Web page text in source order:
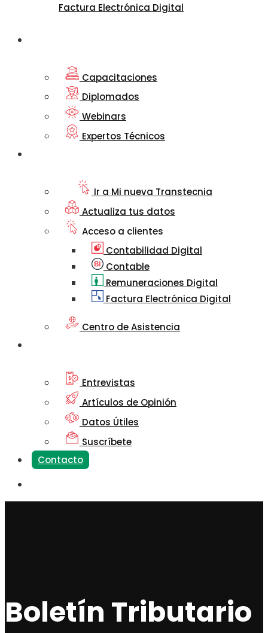
Factura Electrónica Digital
Capacitaciones
Diplomados
Webinars
Expertos Técnicos
Ir a Mi nueva Transtecnia
Actualiza tus datos
Acceso a clientes
Contabilidad Digital
Contable
Remuneraciones Digital
Factura Electrónica Digital
Centro de Asistencia
Entrevistas
Artículos de Opinión
Datos Útiles
Suscríbete
Contacto
Boletín Tributario